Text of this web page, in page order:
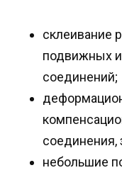
склеивание
подвижных
соединений;
небольшие